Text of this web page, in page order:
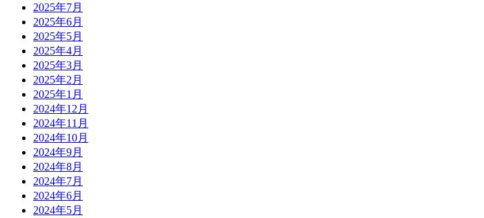
2025年7月
2025年6月
2025年5月
2025年4月
2025年3月
2025年2月
2025年1月
2024年12月
2024年11月
2024年10月
2024年9月
2024年8月
2024年7月
2024年6月
2024年5月